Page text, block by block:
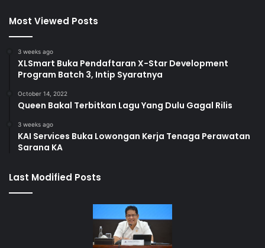
Most Viewed Posts
3 weeks ago
XLSmart Buka Pendaftaran X-Star Development
Program Batch 3, Intip Syaratnya
October 14, 2022
Queen Bakal Terbitkan Lagu Yang Dulu Gagal Rilis
3 weeks ago
KAI Services Buka Lowongan Kerja Tenaga Perawatan
Sarana KA
Last Modified Posts